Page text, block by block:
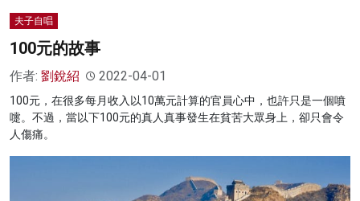
夫子自唱
100元的故事
作者: 劉銳紹 2022-04-01
100元，在很多每月收入以10萬元計算的官員心中，也許只是一個噴
嚏。不過，當以下100元的真人真事發生在貧苦大眾身上，卻只會令
人傷痛。